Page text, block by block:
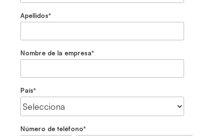
Apellidos*
Nombre de la empresa*
País*
Número de teléfono*